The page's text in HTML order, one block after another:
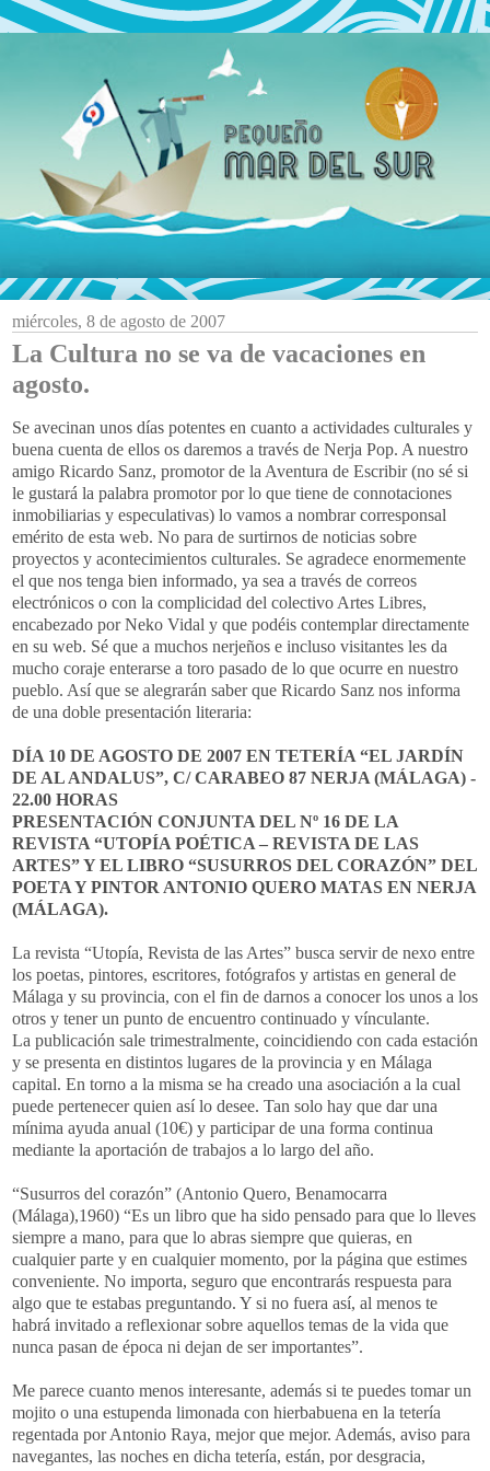
miércoles, 8 de agosto de 2007
La Cultura no se va de vacaciones en
agosto.
Se avecinan unos días potentes en cuanto a actividades culturales y
buena cuenta de ellos os daremos a través de Nerja Pop. A nuestro
amigo Ricardo Sanz, promotor de la Aventura de Escribir (no sé si
le gustará la palabra promotor por lo que tiene de connotaciones
inmobiliarias y especulativas) lo vamos a nombrar corresponsal
emérito de esta web. No para de surtirnos de noticias sobre
proyectos y acontecimientos culturales. Se agradece enormemente
el que nos tenga bien informado, ya sea a través de correos
electrónicos o con la complicidad del colectivo Artes Libres,
encabezado por Neko Vidal y que podéis contemplar directamente
en su web. Sé que a muchos nerjeños e incluso visitantes les da
mucho coraje enterarse a toro pasado de lo que ocurre en nuestro
pueblo. Así que se alegrarán saber que Ricardo Sanz nos informa
de una doble presentación literaria:
DÍA 10 DE AGOSTO DE 2007 EN TETERÍA “EL JARDÍN
DE AL ANDALUS”, C/ CARABEO 87 NERJA (MÁLAGA) -
22.00 HORAS
PRESENTACIÓN CONJUNTA DEL Nº 16 DE LA
REVISTA “UTOPÍA POÉTICA – REVISTA DE LAS
ARTES” Y EL LIBRO “SUSURROS DEL CORAZÓN” DEL
POETA Y PINTOR ANTONIO QUERO MATAS EN NERJA
(MÁLAGA).
La revista “Utopía, Revista de las Artes” busca servir de nexo entre
los poetas, pintores, escritores, fotógrafos y artistas en general de
Málaga y su provincia, con el fin de darnos a conocer los unos a los
otros y tener un punto de encuentro continuado y vínculante.
La publicación sale trimestralmente, coincidiendo con cada estación
y se presenta en distintos lugares de la provincia y en Málaga
capital. En torno a la misma se ha creado una asociación a la cual
puede pertenecer quien así lo desee. Tan solo hay que dar una
mínima ayuda anual (10€) y participar de una forma continua
mediante la aportación de trabajos a lo largo del año.
“Susurros del corazón” (Antonio Quero, Benamocarra
(Málaga),1960) “Es un libro que ha sido pensado para que lo lleves
siempre a mano, para que lo abras siempre que quieras, en
cualquier parte y en cualquier momento, por la página que estimes
conveniente. No importa, seguro que encontrarás respuesta para
algo que te estabas preguntando. Y si no fuera así, al menos te
habrá invitado a reflexionar sobre aquellos temas de la vida que
nunca pasan de época ni dejan de ser importantes”.
Me parece cuanto menos interesante, además si te puedes tomar un
mojito o una estupenda limonada con hierbabuena en la tetería
regentada por Antonio Raya, mejor que mejor. Además, aviso para
navegantes, las noches en dicha tetería, están, por desgracia,